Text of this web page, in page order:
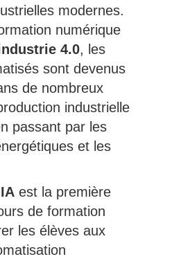
modernes.
numérique
4.0, les
sont devenus
de nombreux
industrielle
passant par les
et les
est la première
de formation
les élèves aux